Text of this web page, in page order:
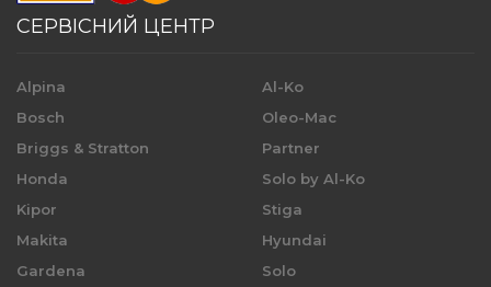
СЕРВІСНИЙ ЦЕНТР
Alpina
Bosch
Briggs & Stratton
Honda
Kipor
Makita
Gardena
Al-Ko
Oleo-Mac
Partner
Solo by Al-Ko
Stiga
Hyundai
Solo